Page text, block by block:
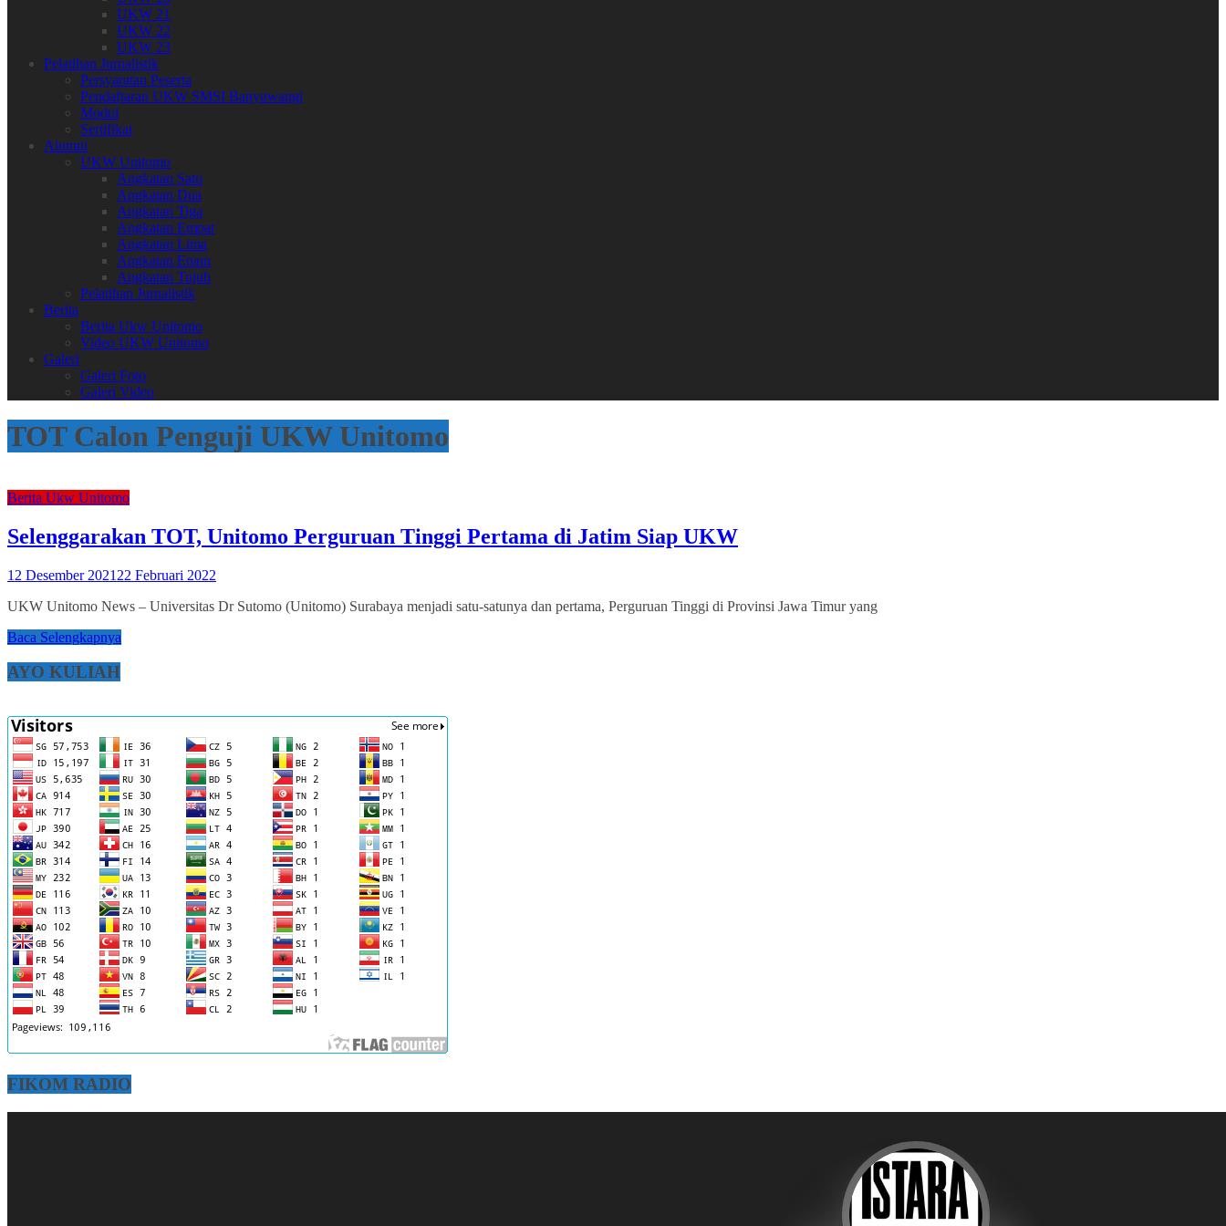
UKW 21
UKW 22
UKW 23
Pelatihan Jurnalistik
Persyaratan Peserta
Pendaftaran UKW SMSI Banyuwangi
Modul
Sertifikat
Alumni
UKW Unitomo
Angkatan Satu
Angkatan Dua
Angkatan Tiga
Angkatan Empat
Angkatan Lima
Angkatan Enam
Angkatan Tujuh
Pelatihan Jurnalistik
Berita
Berita Ukw Unitomo
Video UKW Unitomo
Galeri
Galeri Foto
Galeri Video
TOT Calon Penguji UKW Unitomo
Berita Ukw Unitomo
Selenggarakan TOT, Unitomo Perguruan Tinggi Pertama di Jatim Siap UKW
12 Desember 2021 22 Februari 2022
UKW Unitomo News – Universitas Dr Sutomo (Unitomo) Surabaya menjadi satu-satunya dan pertama, Perguruan Tinggi di Provinsi Jawa Timur yang
Baca Selengkapnya
AYO KULIAH
FIKOM RADIO